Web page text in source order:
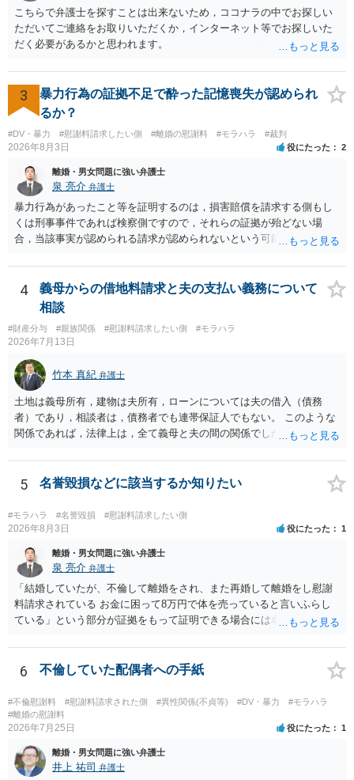
こちらで弁護士を探すことは出来ないため，ココナラの中でお探しい
ただいてご連絡をお取りいただくか，インターネット等でお探しいた
だく必要があるかと思われます。
3
暴力行為の証拠不足で酔った記憶喪失が認められ
るか？
#DV・暴力 #慰謝料請求したい側 #離婚の慰謝料 #モラハラ #裁判
2026年8月3日 役にたった 2
離婚・男女問題に強い弁護士
泉 亮介 弁護士
暴力行為があったこと等を証明するのは，損害賠償を請求する側もし
くは刑事事件であれば検察側ですので，それらの証拠が殆どない場
合，当該事実が認められる請求が認められないという可能性はあるで
4
義母からの借地料請求と夫の支払い義務について
相談
#財産分与 #親族関係 #慰謝料請求したい側 #モラハラ
2026年7月13日
竹本 真紀 弁護士
土地は義母所有，建物は夫所有，ローンについては夫の借入（債務
者）であり，相談者は，債務者でも連帯保証人でもない。 このような
関係であれば，法律上は，全て義母と夫の間の関係でしかありませ
せる）がされていたのでしょうかね。 いずれにしても，使用貸借では
なくて賃貸借にするというのであれば，夫と義母の関係でしかありま
せん。 これが法律上の話です。 「夫にこうなったのはお前のせいなん
だからお前が払えよ！と怒鳴られました。」 こうなった経緯は不明で
すが，法律上は，夫と義母の間の話ですから，二人で賃料等の合意を
をしない場合に，義母がどのような選択をするかは，義母の判断でし
かありません（抵当権の解除の話をしているようですが）。 夫が賃料
の支払を相談者に請求したとしても，法律上の支払義務は生じませ
ん。変な賃貸借契約書（なぜか，賃借人が相談者になっているなど）
が作成されない限り，相談者に負担は生じないのです。にもかかわら
除は，金融機関（担保権者）の方が応じることがないと思います。ロ
（おそらく，建物も共同担保に入っていると思うので，競売自体はさ
ほど問題ありません。）売却代金が建物のローンに充当され，残額は
名義人である夫に請求されることになります。相談者は，債務に関係
なく，連帯保証人でもありませんので，負担する理由がありません。
離婚については，相手方が離婚したいようですから，離婚自体はこち
5 名誉毀損などに該当するか知りたい
#モラハラ #名誉毀損 #慰謝料請求したい側
2026年8月3日 役にたった 1
離婚・男女問題に強い弁護士
泉 亮介 弁護士
「結婚していたが、不倫して離婚をされ、また再婚して離婚をし慰謝
料請求されている お金に困って8万円で体を売っていると言いふらし
ている」という部分が証拠をもって証明できる場合には名誉権侵害や
ょう。 既に弁護士にご依頼されているとのことですので，依頼中の弁
護士と打ち合わせの末どのように対応するかを決められると良いでし
6 不倫していた配偶者への手紙
#不倫慰謝料 #慰謝料請求された側 #異性関係(不貞等) #DV・暴力
#モラハラ
#離婚の慰謝料
2026年7月25日 役にたった 1
離婚・男女問題に強い弁護士
井上 祐司 弁護士